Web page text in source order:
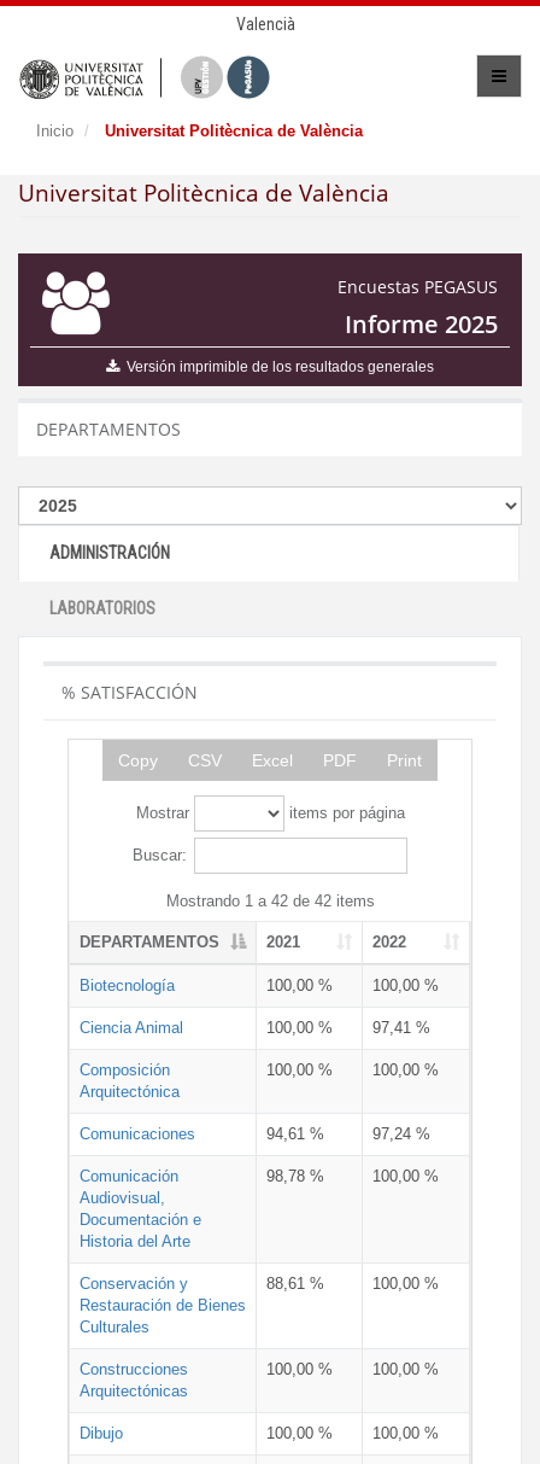
Valencià
Inicio Universitat Politècnica de València
Universitat Politècnica de València
Encuestas PEGASUS
Informe 2025
Versión imprimible de los resultados generales
DEPARTAMENTOS
ADMINISTRACIÓN
LABORATORIOS
% SATISFACCIÓN
Copy CSV Excel PDF Print
Mostrar items por página
Buscar:
Mostrando 1 a 42 de 42 items
DEPARTAMENTOS 2021 2022
Biotecnología 100,00 % 100,00 %
Ciencia Animal 100,00 % 97,41 %
Composición
Arquitectónica
100,00 % 100,00 %
Comunicaciones 94,61 % 97,24 %
Comunicación
Audiovisual,
Documentación e
Historia del Arte
98,78 % 100,00 %
Conservación y
Restauración de Bienes
Culturales
88,61 % 100,00 %
Construcciones
Arquitectónicas
100,00 % 100,00 %
Dibujo 100,00 % 100,00 %